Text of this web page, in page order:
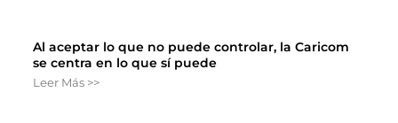
Al aceptar lo que no puede controlar, la Caricom
se centra en lo que sí puede
Leer Más >>